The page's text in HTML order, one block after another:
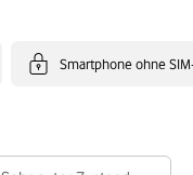
Smartphone ohne